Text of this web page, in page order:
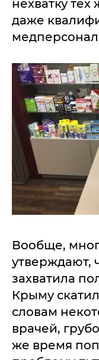
нехватку
даже
Вообще,
утверждают,
захватила
Крыму
словам
врачей,
же время